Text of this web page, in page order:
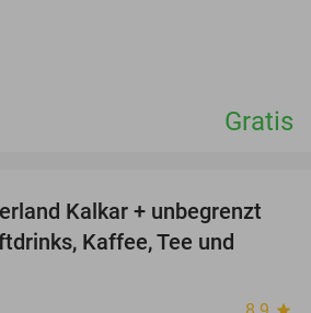
Gratis
32%
Kalkar + unbegrenzt
Kaffee, Tee und